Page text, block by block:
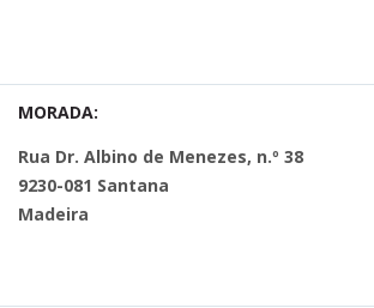
MORADA:
Rua Dr. Albino de Menezes, n.º 38
9230-081 Santana
Madeira